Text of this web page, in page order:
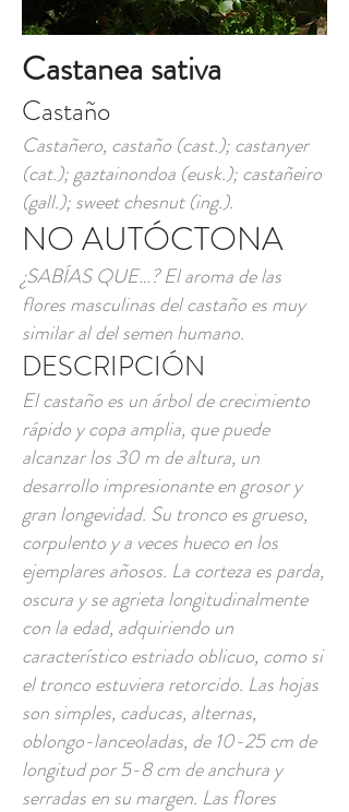
Castanea sativa
Castaño
Castañero, castaño (cast.); castanyer
(cat.); gaztainondoa (eusk.); castañeiro
(gall.); sweet chesnut (ing.).
NO AUTÓCTONA
¿SABÍAS QUE…? El aroma de las
flores masculinas del castaño es muy
similar al del semen humano.
DESCRIPCIÓN
El castaño es un árbol de crecimiento
rápido y copa amplia, que puede
alcanzar los 30 m de altura, un
desarrollo impresionante en grosor y
gran longevidad. Su tronco es grueso,
corpulento y a veces hueco en los
ejemplares añosos. La corteza es parda,
oscura y se agrieta longitudinalmente
con la edad, adquiriendo un
característico estriado oblicuo, como si
el tronco estuviera retorcido. Las hojas
son simples, caducas, alternas,
oblongo-lanceoladas, de 10-25 cm de
longitud por 5-8 cm de anchura y
serradas en su margen. Las flores